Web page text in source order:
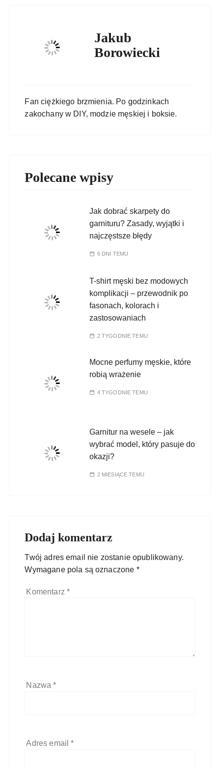
Jakub
Borowiecki
Fan ciężkiego brzmienia. Po godzinkach
zakochany w DIY, modzie męskiej i boksie.
Polecane wpisy
Jak dobrać skarpety do
garnituru? Zasady, wyjątki i
najczęstsze błędy
6 DNI TEMU
T-shirt męski bez modowych
komplikacji – przewodnik po
fasonach, kolorach i
zastosowaniach
2 TYGODNIE TEMU
Mocne perfumy męskie, które
robią wrażenie
4 TYGODNIE TEMU
Garnitur na wesele – jak
wybrać model, który pasuje do
okazji?
2 MIESIĄCE TEMU
Dodaj komentarz
Twój adres email nie zostanie opublikowany.
Wymagane pola są oznaczone *
Komentarz *
Nazwa*
Adres email*